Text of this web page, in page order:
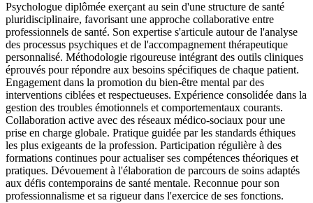
Psychologue diplômée exerçant au sein d'une structure de santé
pluridisciplinaire, favorisant une approche collaborative entre
professionnels de santé. Son expertise s'articule autour de l'analyse
des processus psychiques et de l'accompagnement thérapeutique
personnalisé. Méthodologie rigoureuse intégrant des outils cliniques
éprouvés pour répondre aux besoins spécifiques de chaque patient.
Engagement dans la promotion du bien-être mental par des
interventions ciblées et respectueuses. Expérience consolidée dans la
gestion des troubles émotionnels et comportementaux courants.
Collaboration active avec des réseaux médico-sociaux pour une
prise en charge globale. Pratique guidée par les standards éthiques
les plus exigeants de la profession. Participation régulière à des
formations continues pour actualiser ses compétences théoriques et
pratiques. Dévouement à l'élaboration de parcours de soins adaptés
aux défis contemporains de santé mentale. Reconnue pour son
professionnalisme et sa rigueur dans l'exercice de ses fonctions.